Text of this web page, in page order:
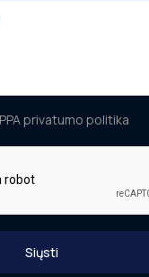
privatumo politika
Siųsti